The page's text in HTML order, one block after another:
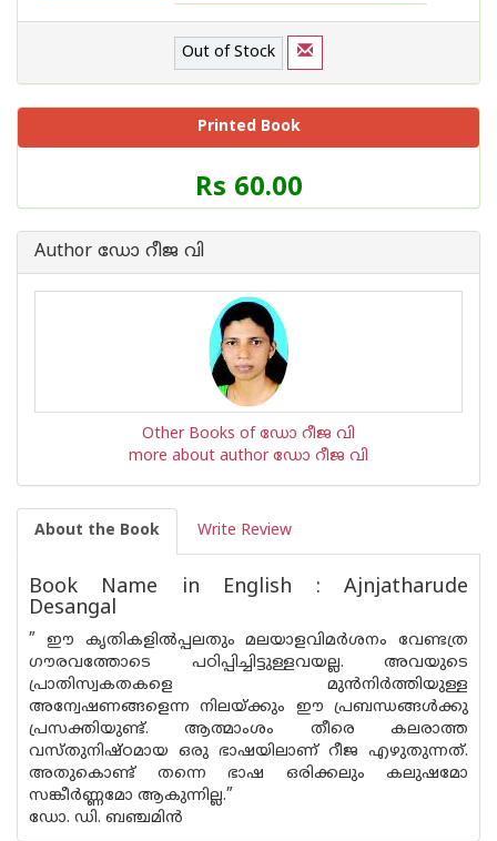
Out of Stock
Printed Book
Price
of
Book
Rs 60.00
Author ഡോ റീജ വി
Other Books of ഡോ റീജ വി
more about author ഡോ റീജ വി
About the Book Write Review
Book Name in English : Ajnjatharude
Desangal
” ഈ കൃതികളില്‍പ്പലതും മലയാളവിമര്‍ശനം വേണ്ടത്ര
ഗൗരവത്തോടെ പഠിപ്പിച്ചിട്ടുള്ളവയല്ല. അവയുടെ
പ്രാതിസ്വകതകളെ മുന്‍നിര്‍ത്തിയുള്ള
അന്വേഷണങ്ങളെന്ന നിലയ്ക്കും ഈ പ്രബന്ധങ്ങള്‍ക്കു
പ്രസക്തിയുണ്ട്. ആത്മാംശം തീരെ കലരാത്ത
വസ്തുനിഷ്ഠമായ ഒരു ഭാഷയിലാണ് റീജ എഴുതുന്നത്.
അതുകൊണ്ട് തന്നെ ഭാഷ ഒരിക്കലും കലുഷമോ
സങ്കീര്‍ണ്ണമോ ആകുന്നില്ല.”
ഡോ. ഡി. ബഞ്ചമിന്‍